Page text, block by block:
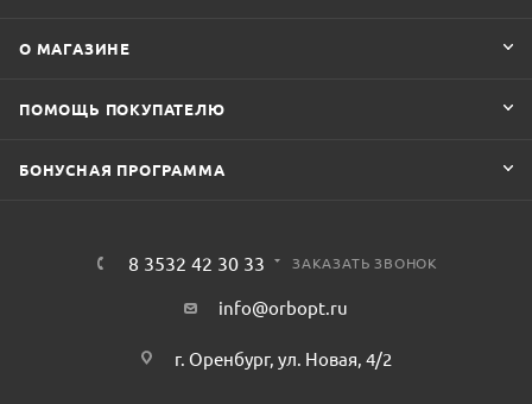
О МАГАЗИНЕ
ПОМОЩЬ ПОКУПАТЕЛЮ
БОНУСНАЯ ПРОГРАММА
8 3532 42 30 33 ЗАКАЗАТЬ ЗВОНОК
info@orbopt.ru
г. Оренбург, ул. Новая, 4/2